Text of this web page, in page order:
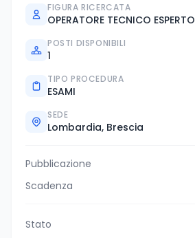
FIGURA RICERCATA
OPERATORE TECNICO ESPERTO
POSTI DISPONIBILI
1
TIPO PROCEDURA
ESAMI
SEDE
Lombardia, Brescia
Pubblicazione
Scadenza
Stato